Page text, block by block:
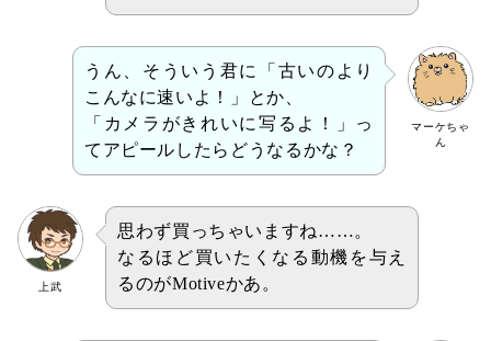
マーケちゃ
ん
うん、そういう君に「古いのより
こんなに速いよ！」とか、
「カメラがきれいに写るよ！」っ
てアピールしたらどうなるかな？
上武
思わず買っちゃいますね……。
なるほど買いたくなる動機を与え
るのがMotiveかあ。